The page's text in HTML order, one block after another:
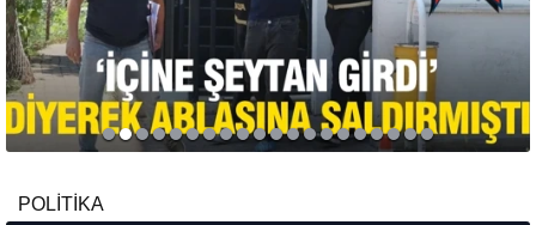
POLİTİKA